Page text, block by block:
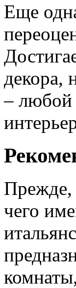
Еще
декора,
– любой
Прежде,
чего